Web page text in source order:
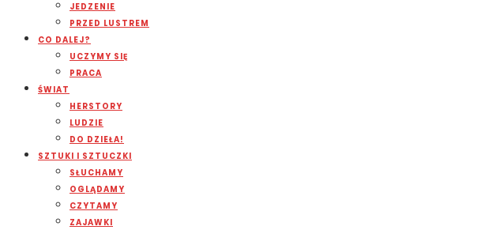
JEDZENIE
PRZED LUSTREM
CO DALEJ?
UCZYMY SIĘ
PRACA
ŚWIAT
HERSTORY
LUDZIE
DO DZIEŁA!
SZTUKI I SZTUCZKI
SŁUCHAMY
OGLĄDAMY
CZYTAMY
ZAJAWKI